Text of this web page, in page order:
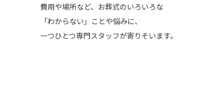
費用や場所など、お葬式のいろいろな
「わからない」ことや悩みに、
一つひとつ専門スタッフが寄りそいます。